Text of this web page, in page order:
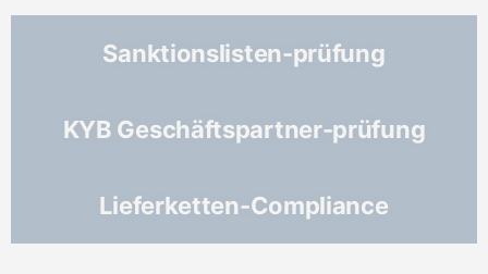
Sanktionslisten-prüfung
KYB Geschäftspartner-prüfung
Lieferketten-Compliance